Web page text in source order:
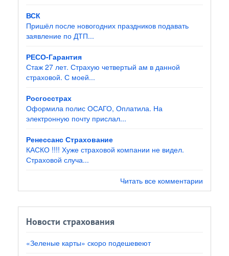
ВСК
Пришёл после новогодних праздников подавать
заявление по ДТП...
РЕСО-Гарантия
Стаж 27 лет. Страхую четвертый ам в данной
страховой. С моей...
Росгосстрах
Оформила полис ОСАГО, Оплатила. На
электронную почту прислал...
Ренессанс Страхование
КАСКО !!!! Хуже страховой компании не видел.
Страховой случа...
Читать все комментарии
Новости страхования
«Зеленые карты» скоро подешевеют